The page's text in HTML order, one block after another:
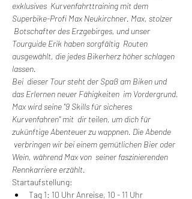
exklusives  Kurvenfahrttraining mit dem
Superbike-Profi Max Neukirchner. Max, stolzer
Botschafter des Erzgebirges, und unser
Tourguide Erik haben sorgfältig  Routen
ausgewählt, die jedes Bikerherz höher schlagen
lassen.
Bei  dieser Tour steht der Spaß am Biken und
das Erlernen neuer Fähigkeiten  im Vordergrund.
Max wird seine "9 Skills für sicheres
Kurvenfahren" mit  dir teilen, um dich für
zukünftige Abenteuer zu wappnen. Die Abende
verbringen wir bei einem gemütlichen Bier oder
Wein, während Max von  seiner faszinierenden
Rennkarriere erzählt.
Startaufstellung:
Tag 1: 10 Uhr Anreise, 10 - 11 Uhr